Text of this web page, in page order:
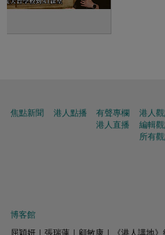
焦點新聞 港人點播
有聲專欄
港人直播
港人
編輯
所有
博客館
屈穎妍
張瑞蓮 顧敏康 《港人講地